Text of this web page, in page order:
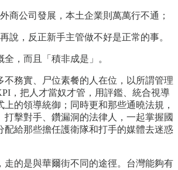
商公司發展，本土企業則萬萬行不通；
說，反正新手主管做不好是正常的事。
，而且「積非成是」。
不務實、尸位素餐的人在位，以所謂管理
，把人才當奴才管，用評鑑、統合視導
上的領導統御；同時更和那些通曉法規，
打擊對手、鑽漏洞的法律人，一起掌握國
配給那些擔任護衛隊和打手的媒體去迷惑
走的是與華爾街不同的途徑。台灣能夠有